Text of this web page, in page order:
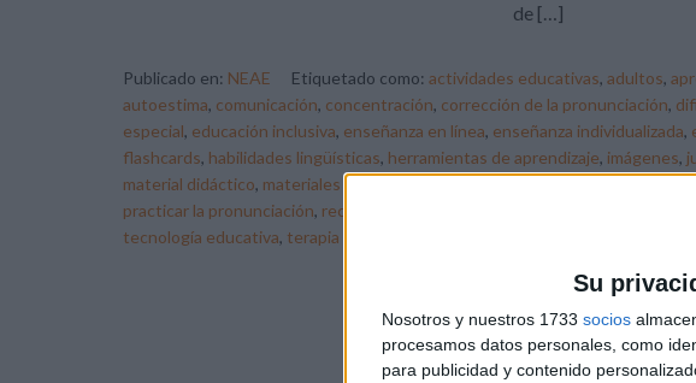
Su
Nosotros y nuestros 1733 socios
procesamos datos personales, como
para publicidad y contenido
de […]
Publicado en: NEAE Etiquetado como: actividades educativas, adultos,
autoestima, comunicación, concentración, corrección de la pronunciación,
especial, educación inclusiva, enseñanza en línea, enseñanza individualizada,
flashcards, habilidades lingüísticas, herramientas de aprendizaje, imágenes,
material didáctico, materiales de enseñanza
practicar la pronunciación, recursos pedagógicos
tecnología educativa, terapia del habla